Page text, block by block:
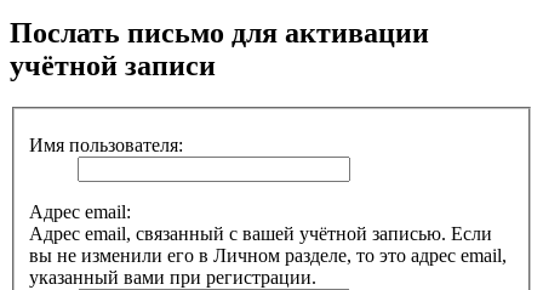
Послать письмо для активации
учётной записи
Имя пользователя:
Адрес email:
Адрес email, связанный с вашей учётной записью. Если
вы не изменили его в Личном разделе, то это адрес email,
указанный вами при регистрации.